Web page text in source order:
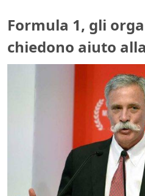
Formula 1, gli
chiedono aiuto